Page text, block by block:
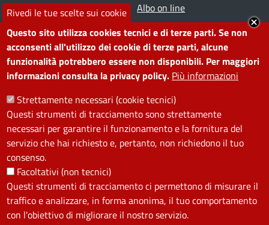
Rivedi le tue scelte sui cookie
Questo sito utilizza cookies tecnici e di terze parti. Se non
acconsenti all'utilizzo dei cookie di terze parti, alcune
funzionalità potrebbero essere non disponibili. Per maggiori
informazioni consulta la privacy policy. Più informazioni
Strettamente necessari (cookie tecnici)
Questi strumenti di tracciamento sono strettamente
necessari per garantire il funzionamento e la fornitura del
servizio che hai richiesto e, pertanto, non richiedono il tuo
consenso.
Facoltativi (non tecnici)
Questi strumenti di tracciamento ci permettono di misurare il
traffico e analizzare, in forma anonima, il tuo comportamento
con l'obiettivo di migliorare il nostro servizio.
Prenota appuntamento
Segnala disservizio
Amministrazione
trasparente
Note legali
Albo on line
Redazione web
Piano di miglioramento dei
servizi
Contatti
SEGUICI SU
Facebook
Instagram
YouTube
Telegram
WhatsApp
TwitterLinkedin
PRIVACY
Useful links section
La Privacy nel Comune